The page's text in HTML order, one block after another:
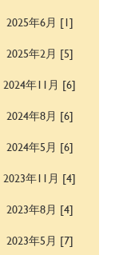
2025年6月 [1]
2025年2月 [5]
2024年11月 [6]
2024年8月 [6]
2024年5月 [6]
2023年11月 [4]
2023年8月 [4]
2023年5月 [7]